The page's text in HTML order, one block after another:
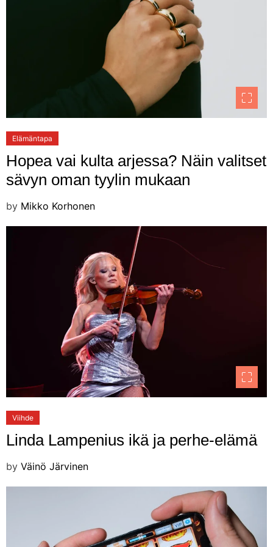
Elämäntapa
Hopea vai kulta arjessa? Näin valitset
sävyn oman tyylin mukaan
by Mikko Korhonen
Viihde
Linda Lampenius ikä ja perhe-elämä
by Väinö Järvinen